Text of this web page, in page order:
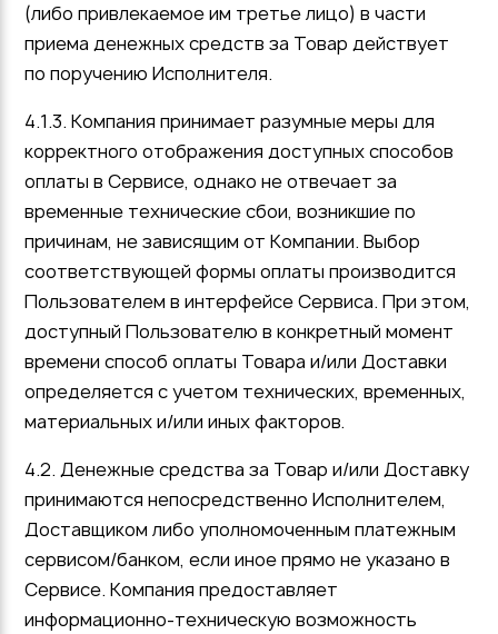
(либо привлекаемое им третье лицо) в части
приема денежных средств за Товар действует
по поручению Исполнителя.
4.1.3. Компания принимает разумные меры для
корректного отображения доступных способов
оплаты в Сервисе, однако не отвечает за
временные технические сбои, возникшие по
причинам, не зависящим от Компании. Выбор
соответствующей формы оплаты производится
Пользователем в интерфейсе Сервиса. При этом,
доступный Пользователю в конкретный момент
времени способ оплаты Товара и/или Доставки
определяется с учетом технических, временных,
материальных и/или иных факторов.
4.2. Денежные средства за Товар и/или Доставку
принимаются непосредственно Исполнителем,
Доставщиком либо уполномоченным платежным
сервисом/банком, если иное прямо не указано в
Сервисе. Компания предоставляет
информационно-техническую возможность